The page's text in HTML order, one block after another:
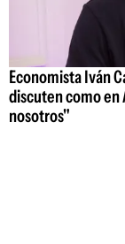
Economista Iván
discuten como en
nosotros"